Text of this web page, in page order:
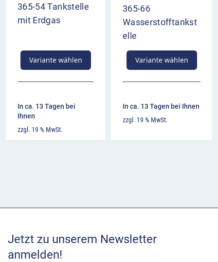
365-54 Tankstelle
mit Erdgas
Variante wählen
In ca. 13 Tagen bei
Ihnen
zzgl. 19 % MwSt.
365-66
Wasserstofftankst
elle
Variante wählen
In ca. 13 Tagen bei Ihnen
zzgl. 19 % MwSt.
Jetzt zu unserem Newsletter
anmelden!